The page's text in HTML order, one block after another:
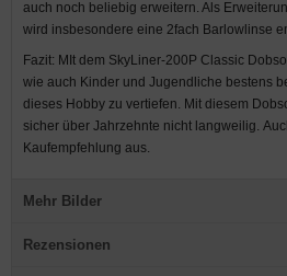
auch noch beliebig erweitern. Als
wird insbesondere eine 2fach Barlowlinse
Fazit: MIt dem SkyLiner-200P Classic
wie auch Kinder und Jugendliche bestens
dieses Hobby zu vertiefen. Mit diesem
sicher über Jahrzehnte nicht langweilig.
Kaufempfehlung aus.
Mehr Bilder
Rezensionen